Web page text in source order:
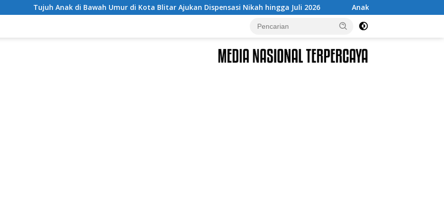
Umur di Kota Blitar Ajukan Dispensasi Nikah hingga Juli 2026 Anak 10 Tahun Ditemukan Meninggal di Pohon